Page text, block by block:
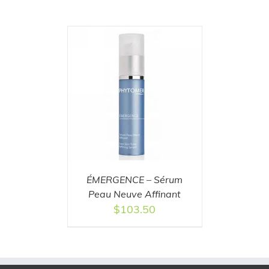
ÉMERGENCE – Sérum
Peau Neuve Affinant
$103.50